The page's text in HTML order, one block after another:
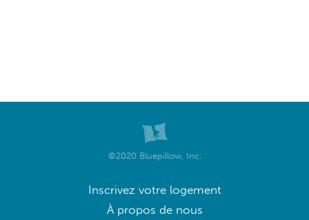
©2020 Bluepillow, Inc.
Inscrivez votre logement
À propos de nous